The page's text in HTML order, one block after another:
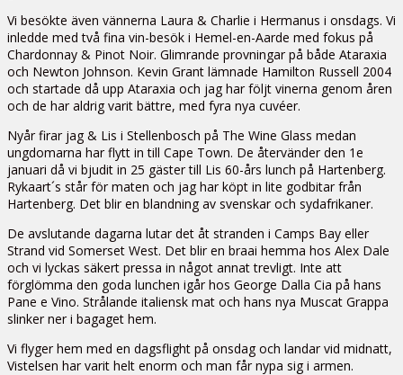
Vi besökte även vännerna Laura & Charlie i Hermanus i onsdags. Vi
inledde med två fina vin-besök i Hemel-en-Aarde med fokus på
Chardonnay & Pinot Noir. Glimrande provningar på både Ataraxia
och Newton Johnson. Kevin Grant lämnade Hamilton Russell 2004
och startade då upp Ataraxia och jag har följt vinerna genom åren
och de har aldrig varit bättre, med fyra nya cuvéer.
Nyår firar jag & Lis i Stellenbosch på The Wine Glass medan
ungdomarna har flytt in till Cape Town. De återvänder den 1e
januari då vi bjudit in 25 gäster till Lis 60-års lunch på Hartenberg.
Rykaart´s står för maten och jag har köpt in lite godbitar från
Hartenberg. Det blir en blandning av svenskar och sydafrikaner.
De avslutande dagarna lutar det åt stranden i Camps Bay eller
Strand vid Somerset West. Det blir en braai hemma hos Alex Dale
och vi lyckas säkert pressa in något annat trevligt. Inte att
förglömma den goda lunchen igår hos George Dalla Cia på hans
Pane e Vino. Strålande italiensk mat och hans nya Muscat Grappa
slinker ner i bagaget hem.
Vi flyger hem med en dagsflight på onsdag och landar vid midnatt,
Vistelsen har varit helt enorm och man får nypa sig i armen.